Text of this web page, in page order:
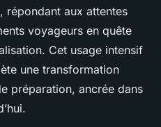
répondant aux attentes
voyageurs en quête
Cet usage intensif
une transformation
préparation, ancrée dans